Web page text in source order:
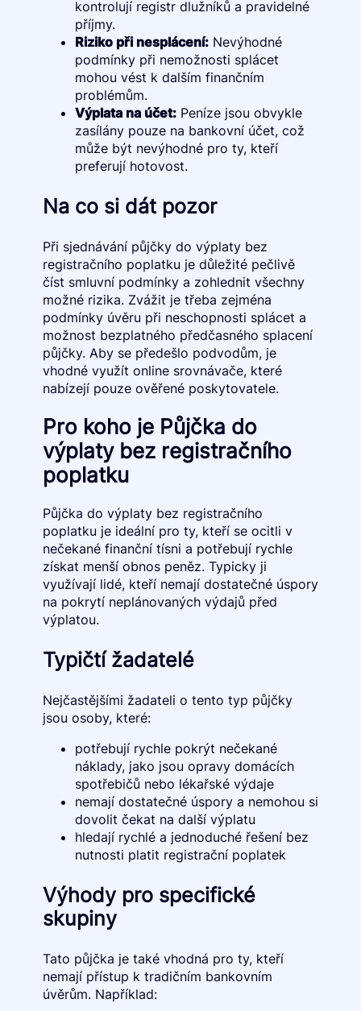
kontrolují registr dlužníků a pravidelné
příjmy.
Riziko při nesplácení:Nevýhodné
podmínky při nemožnosti splácet
mohou vést k dalším finančním
problémům.
Výplata na účet:Peníze jsou obvykle
zasílány pouze na bankovní účet, což
může být nevýhodné pro ty, kteří
preferují hotovost.
Na co si dát pozor
Při sjednávání půjčky do výplaty bez
registračního poplatku je důležité pečlivě
číst smluvní podmínky a zohlednit všechny
možné rizika. Zvážit je třeba zejména
podmínky úvěru při neschopnosti splácet a
možnost bezplatného předčasného splacení
půjčky. Aby se předešlo podvodům, je
vhodné využít online srovnávače, které
nabízejí pouze ověřené poskytovatele.
Pro koho je Půjčka do
výplaty bez registračního
poplatku
Půjčka do výplaty bez registračního
poplatku je ideální pro ty, kteří se ocitli v
nečekané finanční tísni a potřebují rychle
získat menší obnos peněz. Typicky ji
využívají lidé, kteří nemají dostatečné úspory
na pokrytí neplánovaných výdajů před
výplatou.
Typičtí žadatelé
Nejčastějšími žadateli o tento typ půjčky
jsou osoby, které:
potřebují rychle pokrýt nečekané
náklady, jako jsou opravy domácích
spotřebičů nebo lékařské výdaje
nemají dostatečné úspory a nemohou si
dovolit čekat na další výplatu
hledají rychlé a jednoduché řešení bez
nutnosti platit registrační poplatek
Výhody pro specifické
skupiny
Tato půjčka je také vhodná pro ty, kteří
nemají přístup k tradičním bankovním
úvěrům. Například: